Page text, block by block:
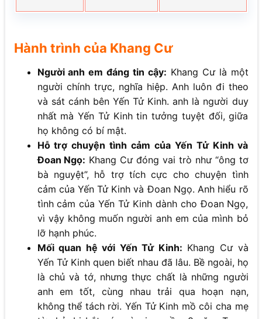
Hành trình của Khang Cư
Người anh em đáng tin cậy: Khang Cư là một
người chính trực, nghĩa hiệp. Anh luôn đi theo
và sát cánh bên Yến Tử Kinh. anh là người duy
nhất mà Yến Tử Kinh tin tưởng tuyệt đối, giữa
họ không có bí mật.
Hỗ trợ chuyện tình cảm của Yến Tử Kinh và
Đoan Ngọ: Khang Cư đóng vai trò như “ông tơ
bà nguyệt”, hỗ trợ tích cực cho chuyện tình
cảm của Yến Tử Kinh và Đoan Ngọ. Anh hiểu rõ
tình cảm của Yến Tử Kinh dành cho Đoan Ngọ,
vì vậy không muốn người anh em của mình bỏ
lỡ hạnh phúc.
Mối quan hệ với Yến Tử Kinh: Khang Cư và
Yến Tử Kinh quen biết nhau đã lâu. Bề ngoài, họ
là chủ và tớ, nhưng thực chất là những người
anh em tốt, cùng nhau trải qua hoạn nạn,
không thể tách rời. Yến Tử Kinh mồ côi cha mẹ